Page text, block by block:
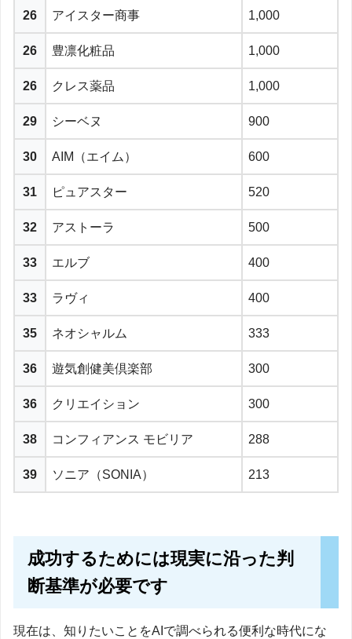
26 アイスター商事 1,000
26 豊凛化粧品 1,000
26 クレス薬品 1,000
29 シーベヌ 900
30 AIM（エイム） 600
31 ピュアスター 520
32 アストーラ 500
33 エルブ 400
33 ラヴィ 400
35 ネオシャルム 333
36 遊気創健美倶楽部 300
36 クリエイション 300
38 コンフィアンス モビリア 288
39 ソニア（SONIA） 213
成功するためには現実に沿った判
断基準が必要です
現在は、知りたいことをAIで調べられる便利な時代にな